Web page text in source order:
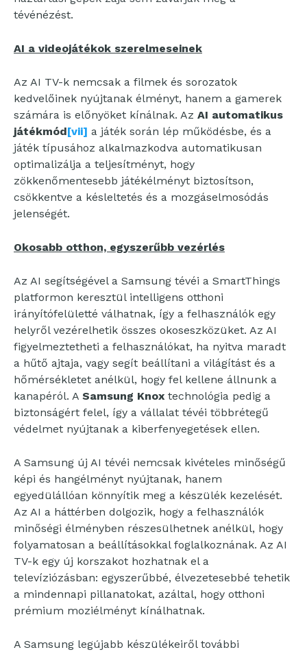
tévénézést.
AI a videojátékok szerelmeseinek
Az AI TV-k nemcsak a filmek és sorozatok
kedvelőinek nyújtanak élményt, hanem a gamerek
számára is előnyöket kínálnak. Az AI automatikus
játékmód[vii] a játék során lép működésbe, és a
játék típusához alkalmazkodva automatikusan
optimalizálja a teljesítményt, hogy
zökkenőmentesebb játékélményt biztosítson,
csökkentve a késleltetés és a mozgáselmosódás
jelenségét.
Okosabb otthon, egyszerűbb vezérlés
Az AI segítségével a Samsung tévéi a SmartThings
platformon keresztül intelligens otthoni
irányítófelületté válhatnak, így a felhasználók egy
helyről vezérelhetik összes okoseszközüket. Az AI
figyelmeztetheti a felhasználókat, ha nyitva maradt
a hűtő ajtaja, vagy segít beállítani a világítást és a
hőmérsékletet anélkül, hogy fel kellene állnunk a
kanapéról. A Samsung Knox technológia pedig a
biztonságért felel, így a vállalat tévéi többrétegű
védelmet nyújtanak a kiberfenyegetések ellen.
A Samsung új AI tévéi nemcsak kivételes minőségű
képi és hangélményt nyújtanak, hanem
egyedülállóan könnyítik meg a készülék kezelését.
Az AI a háttérben dolgozik, hogy a felhasználók
minőségi élményben részesülhetnek anélkül, hogy
folyamatosan a beállításokkal foglalkoznának. Az AI
TV-k egy új korszakot hozhatnak el a
televíziózásban: egyszerűbbé, élvezetesebbé tehetik
a mindennapi pillanatokat, azáltal, hogy otthoni
prémium moziélményt kínálhatnak.
A Samsung legújabb készülékeiről további